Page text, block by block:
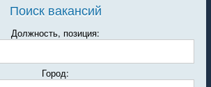
Поиск вакансий
Должность, позиция:
Город: